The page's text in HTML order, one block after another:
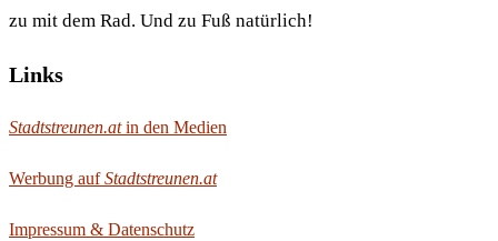
zu mit dem Rad. Und zu Fuß natürlich!
Links
Stadtstreunen.atin den Medien
Werbung aufStadtstreunen.at
Impressum & Datenschutz